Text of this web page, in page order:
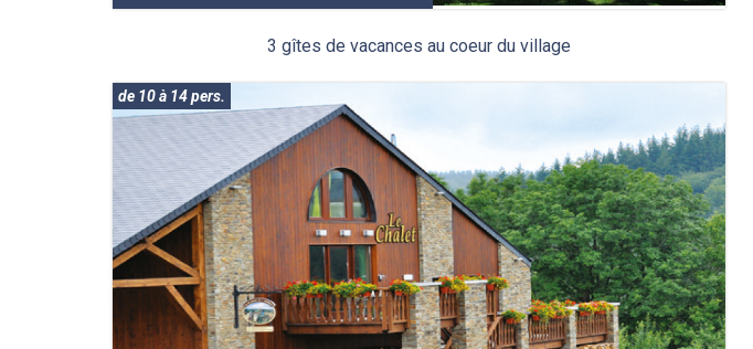
3 gîtes de vacances au coeur du village
de 10 à 14 pers.